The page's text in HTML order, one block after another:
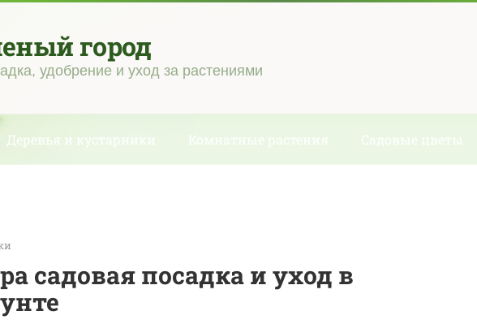
город
удобрение и уход за растениями
Деревья и кустарники Комнатные растения Садовые цветы
садовая посадка и уход в